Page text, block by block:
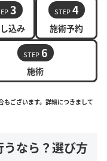
3
込み
STEP 4
施術予約
STEP 6
施術
ございます。詳細につきまして
なら？選び方